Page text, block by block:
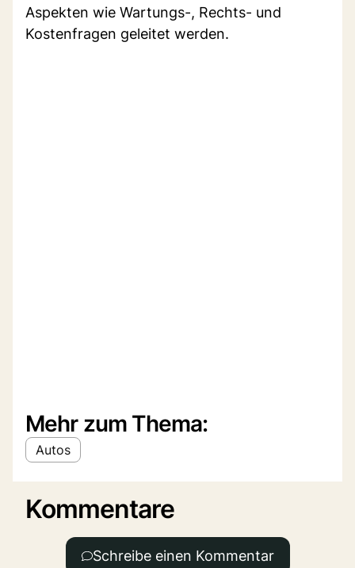
Aspekten wie Wartungs-, Rechts- und
Kostenfragen geleitet werden.
Mehr zum Thema:
Autos
Kommentare
Schreibe einen Kommentar